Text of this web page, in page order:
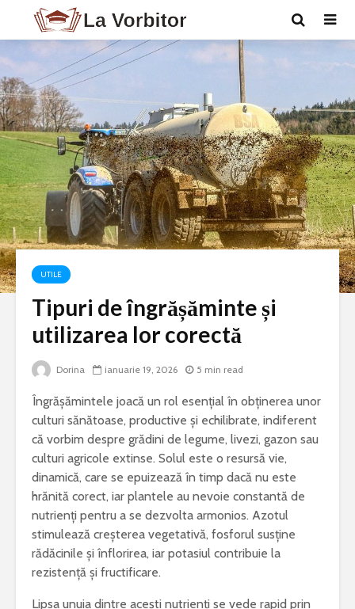
UTILE
Tipuri de îngrășăminte și
utilizarea lor corectă
Dorina ianuarie 19, 2026 5 min read
Îngrășămintele joacă un rol esențial în obținerea unor
culturi sănătoase, productive și echilibrate, indiferent
că vorbim despre grădini de legume, livezi, gazon sau
culturi agricole extinse. Solul este o resursă vie,
dinamică, care se epuizează în timp dacă nu este
hrănită corect, iar plantele au nevoie constantă de
nutrienți pentru a se dezvolta armonios. Azotul
stimulează creșterea vegetativă, fosforul susține
rădăcinile și înflorirea, iar potasiul contribuie la
rezistență și fructificare.
Lipsa unuia dintre acești nutrienți se vede rapid prin
pentru lucrări de
bricolaj acasă
Ce poți vizita într-
un weekend în
județul Gorj
Ziua Mondială a
Bolilor Rare. De ce
există această zi și
care este mesajul
transmis la nivel
iepure
cele mai
specii din
rămâne